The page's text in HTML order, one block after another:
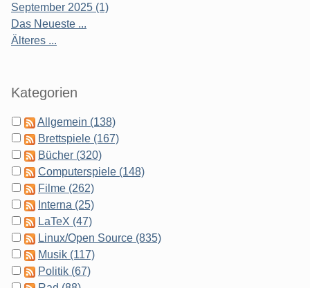
September 2025 (1)
Das Neueste ...
Älteres ...
Kategorien
Allgemein (138)
Brettspiele (167)
Bücher (320)
Computerspiele (148)
Filme (262)
Interna (25)
LaTeX (47)
Linux/Open Source (835)
Musik (117)
Politik (67)